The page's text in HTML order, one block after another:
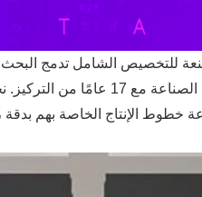
نلتزم بموقف متفوق على عدد من
خطوط الإنتاج الخاصة بهم